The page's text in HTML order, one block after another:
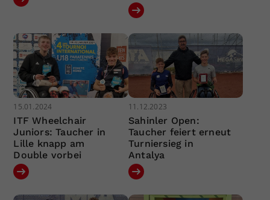
15.01.2024
ITF Wheelchair
Juniors: Taucher in
Lille knapp am
Double vorbei
11.12.2023
Sahinler Open:
Taucher feiert erneut
Turniersieg in
Antalya